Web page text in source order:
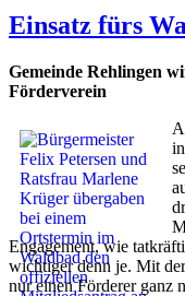
Einsatz fürs
Gemeinde Rehlingen
Förderverein
Engagement, wie
wichtiger denn je. Mit
nur einen Förderer ganz